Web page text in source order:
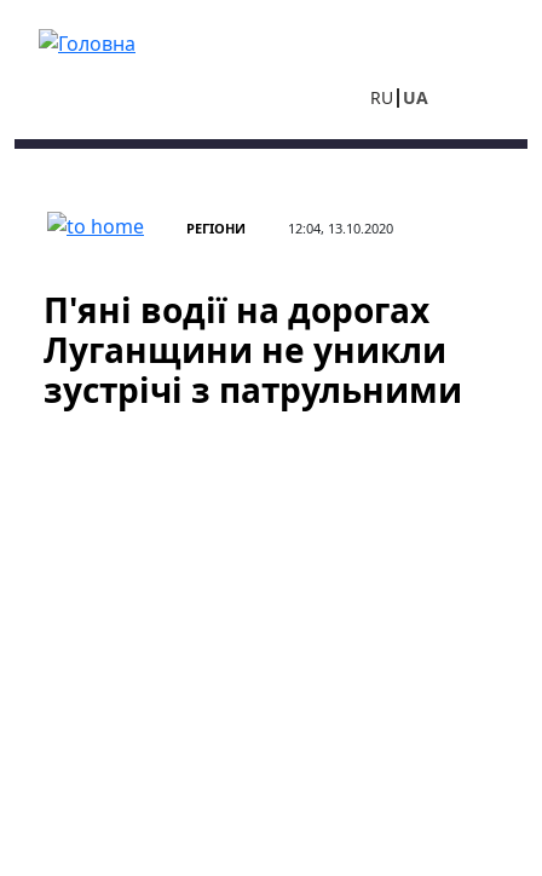
RU UA
РЕГІОНИ 12:04, 13.10.2020
П'яні водії на дорогах
Луганщини не уникли
зустрічі з патрульними